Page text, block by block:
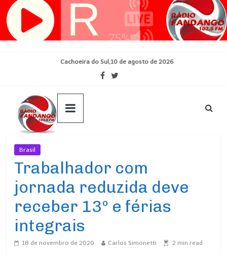
Pular
para
Cachoeira do Sul,10 de agosto de 2026
Brasil
Trabalhador com
jornada reduzida deve
receber 13º e férias
integrais
18 de novembro de 2020 Carlos Simonetti 2 min read